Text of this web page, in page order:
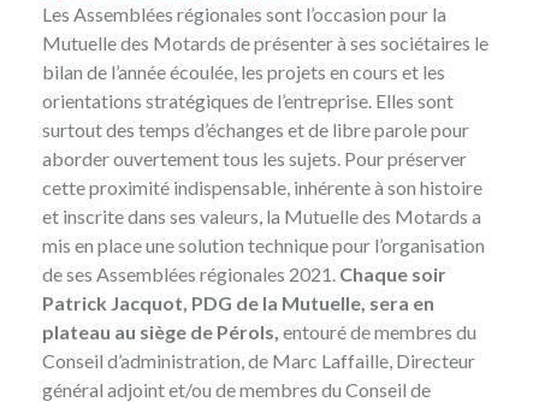
Les Assemblées régionales sont l’occasion pour la
Mutuelle des Motards de présenter à ses sociétaires le
bilan de l’année écoulée, les projets en cours et les
orientations stratégiques de l’entreprise. Elles sont
surtout des temps d’échanges et de libre parole pour
aborder ouvertement tous les sujets. Pour préserver
cette proximité indispensable, inhérente à son histoire
et inscrite dans ses valeurs, la Mutuelle des Motards a
mis en place une solution technique pour l’organisation
de ses Assemblées régionales 2021. Chaque soir
Patrick Jacquot, PDG de la Mutuelle, sera en
plateau au siège de Pérols, entouré de membres du
Conseil d’administration, de Marc Laffaille, Directeur
général adjoint et/ou de membres du Conseil de